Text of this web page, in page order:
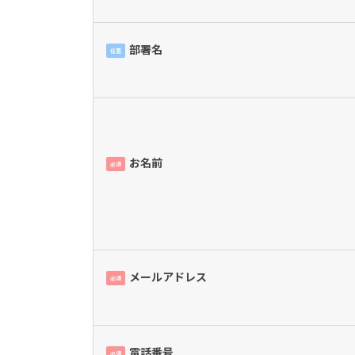
任意 部署名
必須 お名前
必須 メールアドレス
必須 電話番号